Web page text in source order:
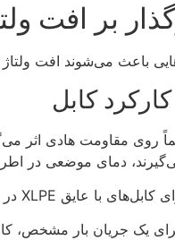
بر افت
باعث می‌شوند افت
اطراف کابل‌ها می‌تواند تا ۱۰ یا ۱۵
یک جریان بار مشخص،